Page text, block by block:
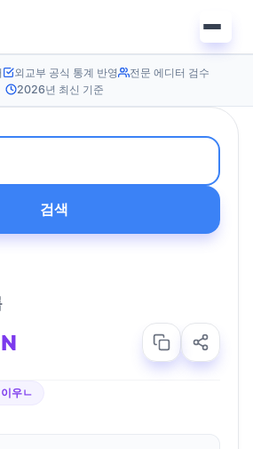
외교부 공식 통계 반영
전문 에디터 검수
2026년 최신 기준
검색
우ㄴ